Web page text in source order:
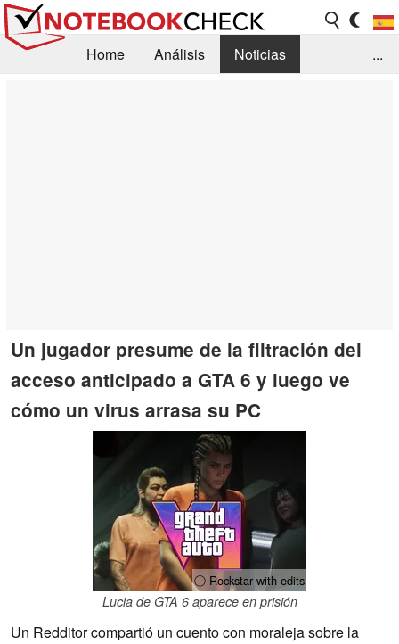
Home Análisis
Noticias
...
Un jugador presume de la filtración del
acceso anticipado a GTA 6 y luego ve
cómo un virus arrasa su PC
ⓘ Rockstar with edits
Lucia de GTA 6 aparece en prisión
Un Redditor compartió un cuento con moraleja sobre la